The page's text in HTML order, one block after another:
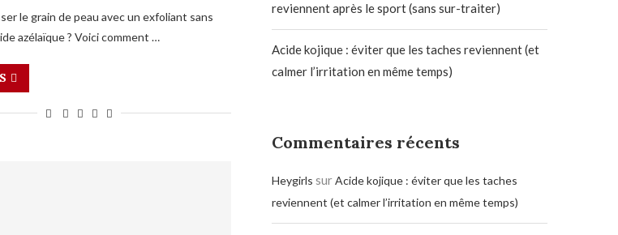
le grain de peau avec un exfoliant sans
azélaïque ? Voici comment …
reviennent après le sport (sans sur-traiter)
Acide kojique : éviter que les taches reviennent (et
calmer l’irritation en même temps)
Commentaires récents
Heygirls surAcide kojique : éviter que les taches
reviennent (et calmer l’irritation en même temps)